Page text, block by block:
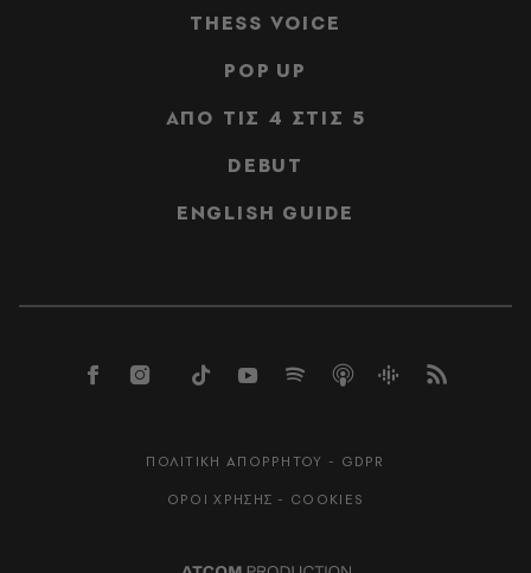
THESS VOICE
POP UP
ΑΠΟ ΤΙΣ 4 ΣΤΙΣ 5
DEBUT
ENGLISH GUIDE
ΠΟΛΙΤΙΚΗ ΑΠΟΡΡΗΤΟΥ - GDPR
ΟΡΟΙ ΧΡΗΣΗΣ - COOKIES